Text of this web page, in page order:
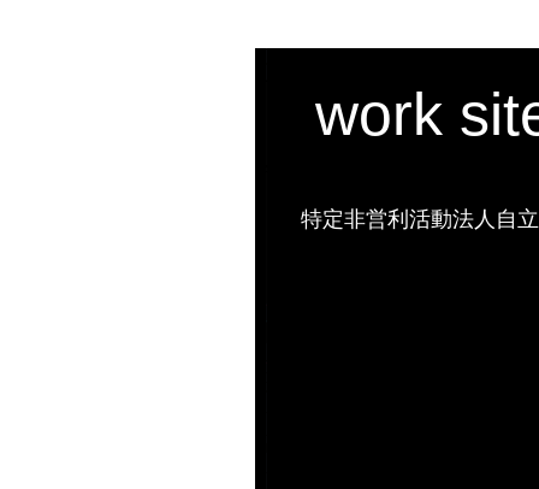
work
特定非営利活動法人自立